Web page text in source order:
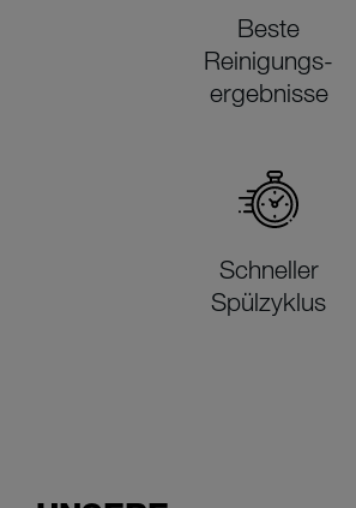
Beste
Reinigungs-
ergebnisse
Schneller
Spülzyklus